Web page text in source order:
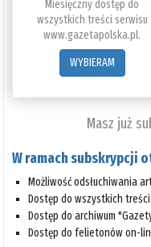
Miesięczny dostęp do
wszystkich treści serwisu
www.gazetapolska.pl.
WYBIERAM
Masz już
W ramach subskrypcji
Możliwość odsłuchiwania
Dostęp do wszystkich
Dostęp do archiwum
Dostęp do felietonów on-